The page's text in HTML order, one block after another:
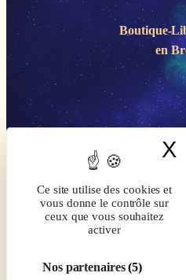
Ce site utilise des cookies et
vous donne le contrôle sur
ceux que vous souhaitez
activer
Nos partenaires(5)
X
Boutique-
en
Inscrivez-vous